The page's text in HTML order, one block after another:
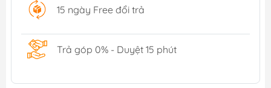
15 ngày Free đổi trả
Trả góp 0% - Duyệt 15 phút